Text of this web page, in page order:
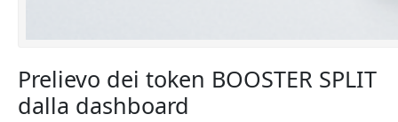
Prelievo dei token BOOSTER SPLIT
dalla dashboard